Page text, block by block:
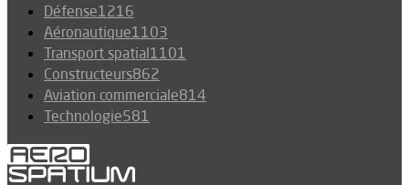
Défense1216
Aéronautique1103
Transport spatial1101
Constructeurs862
Aviation commerciale814
Technologie581